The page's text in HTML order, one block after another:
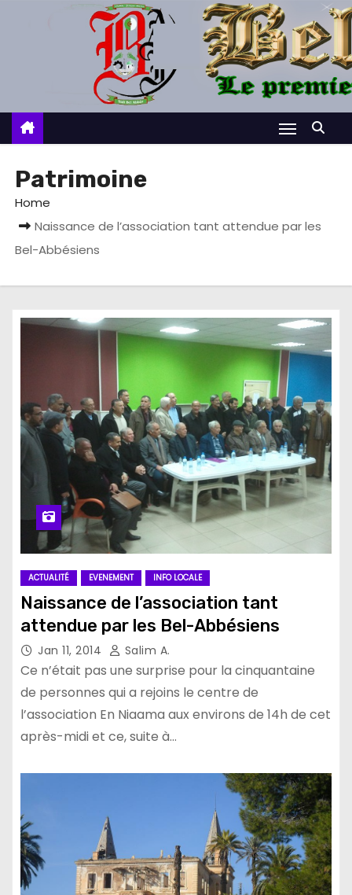
c
Patrimoine
Home
Naissance de l’association tant attendue par les
Bel-Abbésiens
ACTUALITÉ EVENEMENT INFO LOCALE
Naissance de l’association tant
attendue par les Bel-Abbésiens
Jan 11, 2014 Salim A.
Ce n’était pas une surprise pour la cinquantaine
de personnes qui a rejoins le centre de
l’association En Niaama aux environs de 14h de cet
après-midi et ce, suite à…